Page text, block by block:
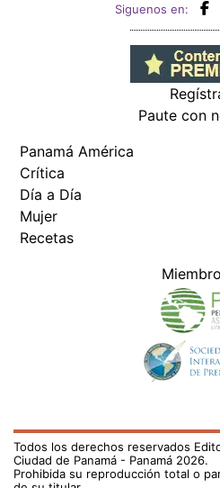
Siguenos en:
Paute con
Panamá América
Crítica
Día a Día
Mujer
Recetas
Todos los derechos reservados
Ciudad de Panamá - Panamá 2026.
Prohibida su reproducción total o